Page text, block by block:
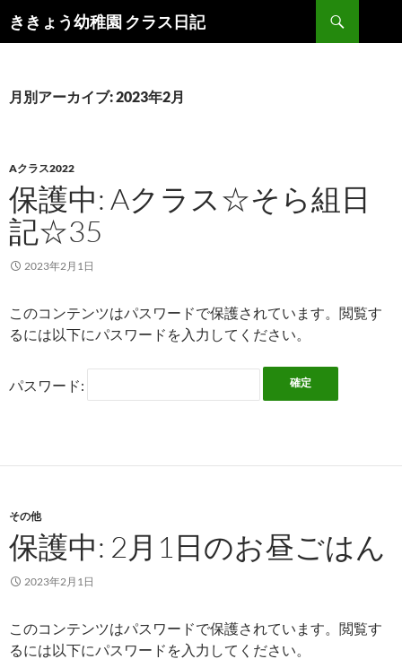
ききょう幼稚園 クラス日記
索
ン
キ
ッ
プ
月別アーカイブ: 2023年2月
Aクラス2022
保護中: Aクラス☆そら組日
記☆35
2023年2月1日
このコンテンツはパスワードで保護されています。閲覧す
るには以下にパスワードを入力してください。
パスワード:
その他
保護中: 2月1日のお昼ごはん
2023年2月1日
このコンテンツはパスワードで保護されています。閲覧す
るには以下にパスワードを入力してください。